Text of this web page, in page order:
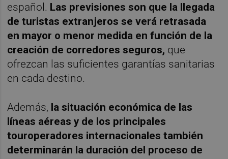
español. Las previsiones son que la llegada
de turistas extranjeros se verá retrasada
en mayor o menor medida en función de la
creación de corredores seguros, que
ofrezcan las suficientes garantías sanitarias
en cada destino.
Además, la situación económica de las
líneas aéreas y de los principales
touroperadores internacionales también
determinarán la duración del proceso de